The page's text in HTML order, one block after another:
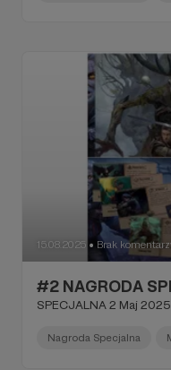
15.08.2025 ● Brak
#2 NAGRODA
SPECJALNA 2 Maj 2025
Nagroda Specjalna